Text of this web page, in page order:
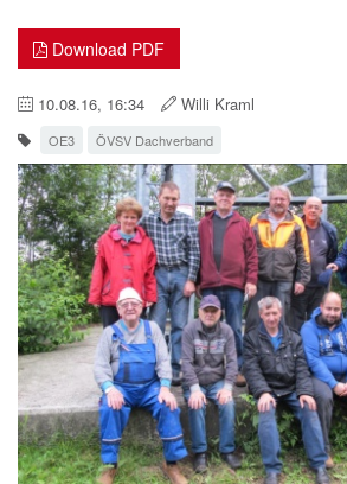
Download PDF
10.08.16, 16:34 Willi Kraml
OE3 ÖVSV Dachverband